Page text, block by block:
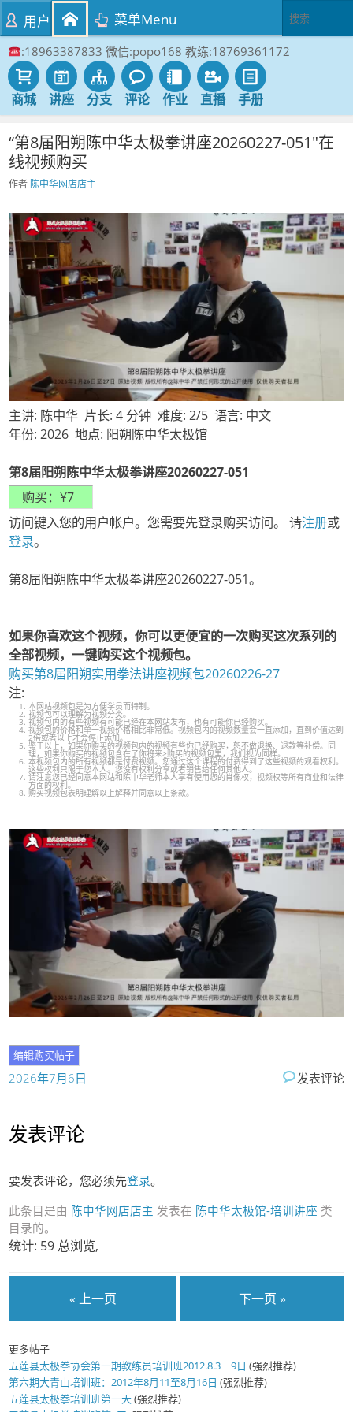
:18963387833 微信:popo168 教练:18769361172
商城 讲座 分支 评论 作业 直播 手册
用户 菜单Menu
“第8届阳朔陈中华太极拳讲座20260227-051″在
线视频购买
作者 陈中华网店店主
主讲: 陈中华 片长: 4 分钟 难度: 2/5 语言: 中文
年份: 2026 地点: 阳朔陈中华太极馆
第8届阳朔陈中华太极拳讲座20260227-051
访问键入您的用户帐户。您需要先登录购买访问。 请注册或
登录。
第8届阳朔陈中华太极拳讲座20260227-051。
如果你喜欢这个视频，你可以更便宜的一次购买这次系列的
全部视频，一键购买这个视频包。
购买第8届阳朔实用拳法讲座视频包20260226-27
注:
本网站视频包是为方便学员而特制。
视频包可以理解为视频分类。
视频包内的有些视频有可能已经在本网站发布，也有可能你已经购买。
视频包的价格和单一视频价格相比非常低。视频包内的视频数量会一直添加，直到价值达到
2倍或者以上才会停止添加。
鉴于以上，如果你购买的视频包内的视频有些你已经购买，恕不做退换、退款等补偿。同
理，如果你购买的视频包含在了你将来>购买的视频包里，我们视为同样。
本视频包内的所有视频都是付费视频。您通过这个课程的付费得到了这些视频的观看权利。
这些权利只限于您本人。您没有权利分享或者销售给任何其他人。
请注意您已经同意本网站和陈中华老师本人享有使用您的肖像权，视频权等所有商业和法律
方面的权利。
购买视频包表明理解以上解释并同意以上条款。
2026年7月6日 发表评论
发表评论
要发表评论，您必须先登录。
此条目是由 陈中华网店店主 发表在 陈中华太极馆-培训讲座 类
目录的。
统计: 59 总浏览,
« 上一页 下一页 »
更多帖子
五莲县太极拳协会第一期教练员培训班2012.8.3－9日 (强烈推荐)
第六期大青山培训班：2012年8月11至8月16日 (强烈推荐)
五莲县太极拳培训班第一天(强烈推荐)